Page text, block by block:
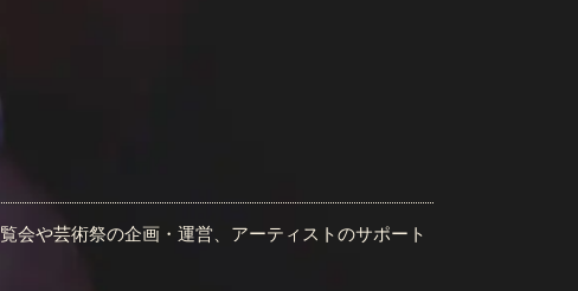
会や芸術祭の企画・運営、アーティストのサポート